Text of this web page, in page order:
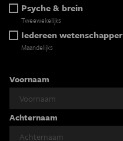
Psyche & brein
Tweewekelijks
Iedereen wetenschapper
Maandelijks
Voornaam
Achternaam